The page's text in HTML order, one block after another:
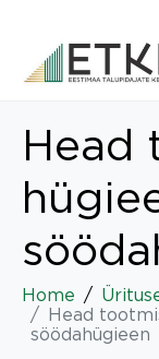
Head
Home
Head
söödahügieen